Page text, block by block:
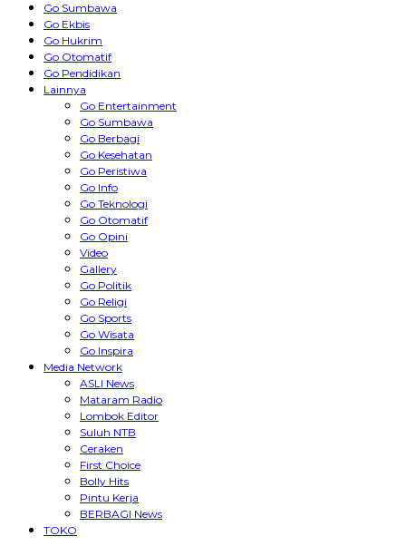
Go Sumbawa
Go Ekbis
Go Hukrim
Go Otomatif
Go Pendidikan
Lainnya
Go Entertainment
Go Sumbawa
Go Berbagi
Go Kesehatan
Go Peristiwa
Go Info
Go Teknologi
Go Otomatif
Go Opini
Video
Gallery
Go Politik
Go Religi
Go Sports
Go Wisata
Go Inspira
Media Network
ASLI News
Mataram Radio
Lombok Editor
Suluh NTB
Ceraken
First Choice
Bolly Hits
Pintu Kerja
BERBAGI News
TOKO